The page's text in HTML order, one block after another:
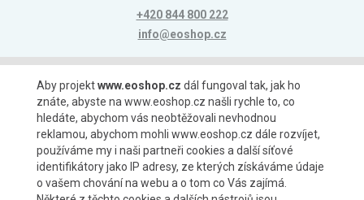
+420 844 800 222
info@eoshop.cz
Možnosti platby
Možnosti dopravy
Aby projektwww.eoshop.cz dál fungoval tak, jak ho
znáte, abyste na www.eoshop.cz našli rychle to, co
hledáte, abychom vás neobtěžovali nevhodnou
reklamou, abychom mohli www.eoshop.cz dále rozvíjet,
používáme my i naši partneři cookies a další síťové
identifikátory jako IP adresy, ze kterých získáváme údaje
o vašem chování na webu a o tom co Vás zajímá.